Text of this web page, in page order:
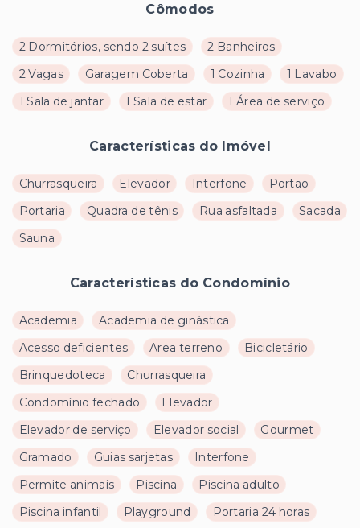
Cômodos
2 Dormitórios, sendo 2 suítes
2 Banheiros
2 Vagas
Garagem Coberta 1 Cozinha
1 Lavabo
1 Sala de jantar
1 Sala de estar 1 Área de serviço
Características do Imóvel
Churrasqueira Elevador Interfone
Portao
Portaria
Quadra de tênis Rua asfaltada
Sacada
Sauna
Características do Condomínio
Academia
Academia de ginástica
Acesso deficientes
Area terreno
Bicicletário
Brinquedoteca
Churrasqueira
Condomínio fechado
Elevador
Elevador de serviço
Elevador social
Gourmet
Gramado
Guias sarjetas
Interfone
Permite animais
Piscina
Piscina adulto
Piscina infantil
Playground
Portaria 24 horas